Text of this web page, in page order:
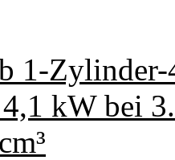
1-
4,1 kW bei